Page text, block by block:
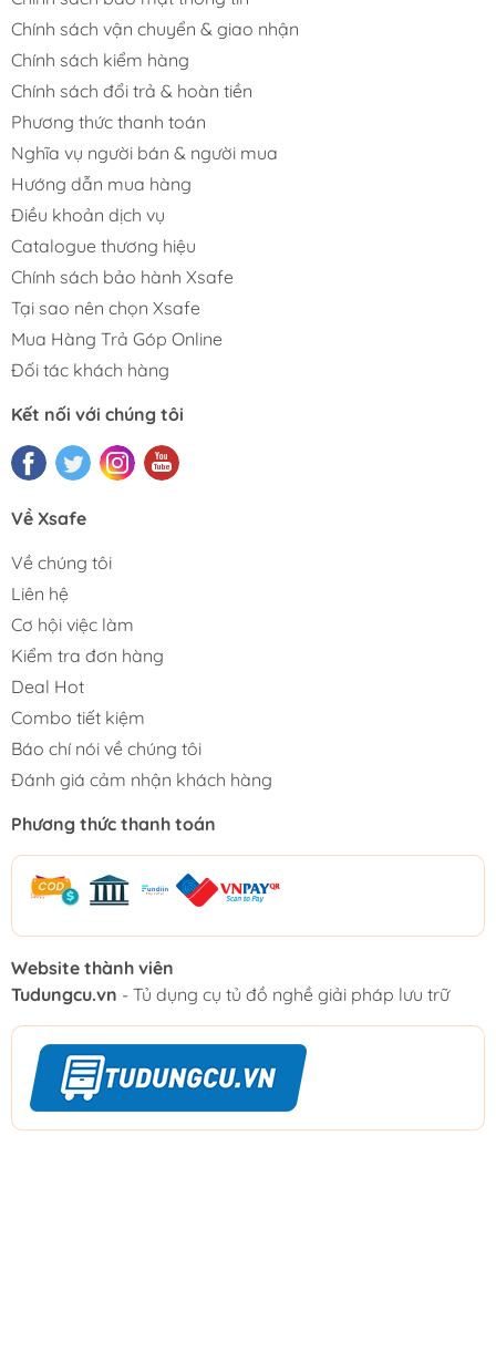
Chính sách vận chuyển & giao nhận
Chính sách kiểm hàng
Chính sách đổi trả & hoàn tiền
Phương thức thanh toán
Nghĩa vụ người bán & người mua
Hướng dẫn mua hàng
Điều khoản dịch vụ
Catalogue thương hiệu
Chính sách bảo hành Xsafe
Tại sao nên chọn Xsafe
Mua Hàng Trả Góp Online
Đối tác khách hàng
Kết nối với chúng tôi
Về Xsafe
Về chúng tôi
Liên hệ
Cơ hội việc làm
Kiểm tra đơn hàng
Deal Hot
Combo tiết kiệm
Báo chí nói về chúng tôi
Đánh giá cảm nhận khách hàng
Phương thức thanh toán
Website thành viên
Tudungcu.vn - Tủ dụng cụ tủ đồ nghề giải pháp lưu trữ